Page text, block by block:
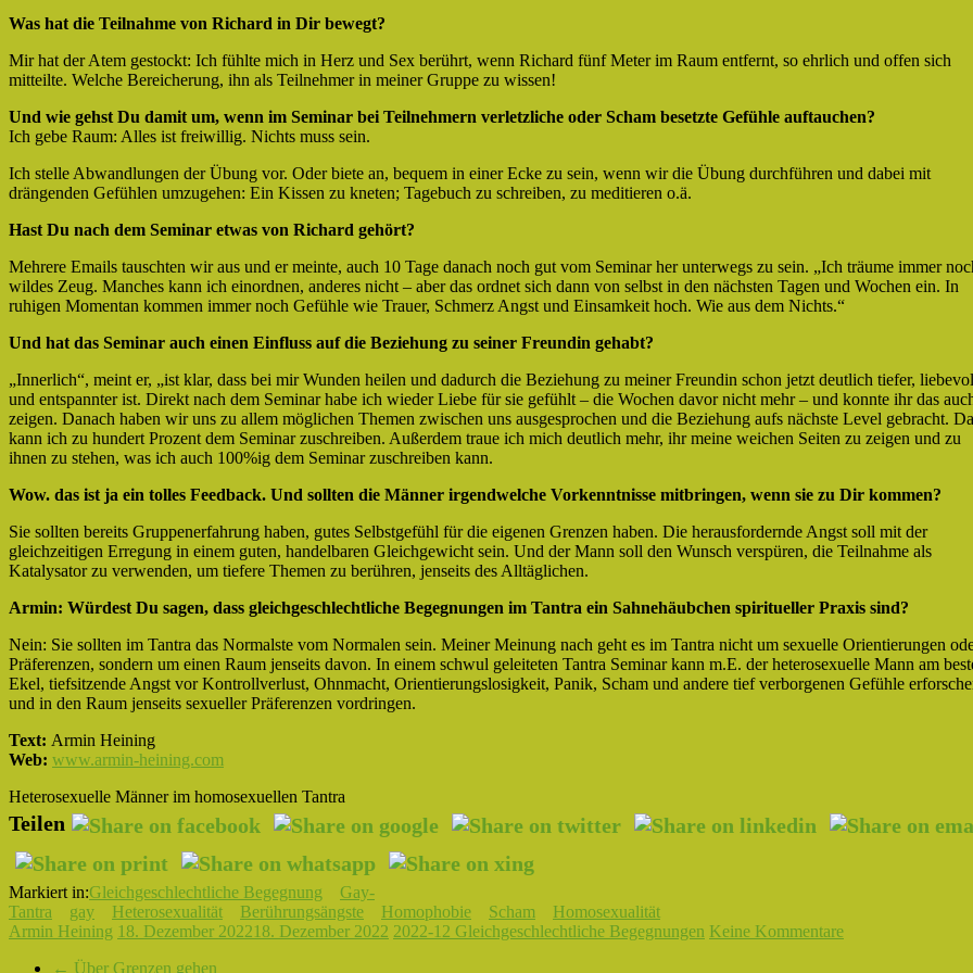
Was hat die Teilnahme von Richard in Dir bewegt?
Mir hat der Atem gestockt: Ich fühlte mich in Herz und Sex berührt, wenn Richard fünf Meter im Raum entfernt, so ehrlich und offen sich
mitteilte. Welche Bereicherung, ihn als Teilnehmer in meiner Gruppe zu wissen!
Und wie gehst Du damit um, wenn im Seminar bei Teilnehmern verletzliche oder Scham besetzte Gefühle auftauchen?
Ich gebe Raum: Alles ist freiwillig. Nichts muss sein.
Ich stelle Abwandlungen der Übung vor. Oder biete an, bequem in einer Ecke zu sein, wenn wir die Übung durchführen und dabei mit
drängenden Gefühlen umzugehen: Ein Kissen zu kneten; Tagebuch zu schreiben, zu meditieren o.ä.
Hast Du nach dem Seminar etwas von Richard gehört?
Mehrere Emails tauschten wir aus und er meinte, auch 10 Tage danach noch gut vom Seminar her unterwegs zu sein. „Ich träume immer
wildes Zeug. Manches kann ich einordnen, anderes nicht – aber das ordnet sich dann von selbst in den nächsten Tagen und Wochen ein. In
ruhigen Momentan kommen immer noch Gefühle wie Trauer, Schmerz Angst und Einsamkeit hoch. Wie aus dem Nichts.“
Und hat das Seminar auch einen Einfluss auf die Beziehung zu seiner Freundin gehabt?
„Innerlich“, meint er, „ist klar, dass bei mir Wunden heilen und dadurch die Beziehung zu meiner Freundin schon jetzt deutlich tiefer,
und entspannter ist. Direkt nach dem Seminar habe ich wieder Liebe für sie gefühlt – die Wochen davor nicht mehr – und konnte ihr das
zeigen. Danach haben wir uns zu allem möglichen Themen zwischen uns ausgesprochen und die Beziehung aufs nächste Level gebracht.
kann ich zu hundert Prozent dem Seminar zuschreiben. Außerdem traue ich mich deutlich mehr, ihr meine weichen Seiten zu zeigen und zu
ihnen zu stehen, was ich auch 100%ig dem Seminar zuschreiben kann.
Wow. das ist ja ein tolles Feedback. Und sollten die Männer irgendwelche Vorkenntnisse mitbringen, wenn sie zu Dir kommen?
Sie sollten bereits Gruppenerfahrung haben, gutes Selbstgefühl für die eigenen Grenzen haben. Die herausfordernde Angst soll mit der
gleichzeitigen Erregung in einem guten, handelbaren Gleichgewicht sein. Und der Mann soll den Wunsch verspüren, die Teilnahme als
Katalysator zu verwenden, um tiefere Themen zu berühren, jenseits des Alltäglichen.
Armin: Würdest Du sagen, dass gleichgeschlechtliche Begegnungen im Tantra ein Sahnehäubchen spiritueller Praxis sind?
Nein: Sie sollten im Tantra das Normalste vom Normalen sein. Meiner Meinung nach geht es im Tantra nicht um sexuelle Orientierungen
Präferenzen, sondern um einen Raum jenseits davon. In einem schwul geleiteten Tantra Seminar kann m.E. der heterosexuelle Mann am
Ekel, tiefsitzende Angst vor Kontrollverlust, Ohnmacht, Orientierungslosigkeit, Panik, Scham und andere tief verborgenen Gefühle
und in den Raum jenseits sexueller Präferenzen vordringen.
Text: Armin Heining
Web: www.armin-heining.com
Heterosexuelle Männer im homosexuellen Tantra
Teilen
Markiert in:Gleichgeschlechtliche Begegnung
Gay-
Tantra
gay Heterosexualität Berührungsängste Homophobie Scham
Homosexualität
Armin Heining 18. Dezember 202218. Dezember 2022 2022-12 Gleichgeschlechtliche Begegnungen Keine Kommentare
← Über Grenzen gehen